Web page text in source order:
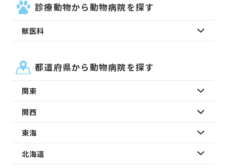
診療動物から動物病院を探す
獣医科
都道府県から動物病院を探す
関東
関西
東海
北海道